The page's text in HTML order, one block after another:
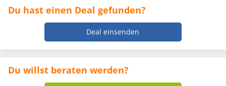
Du hast einen Deal gefunden?
Deal einsenden
Du willst beraten werden?